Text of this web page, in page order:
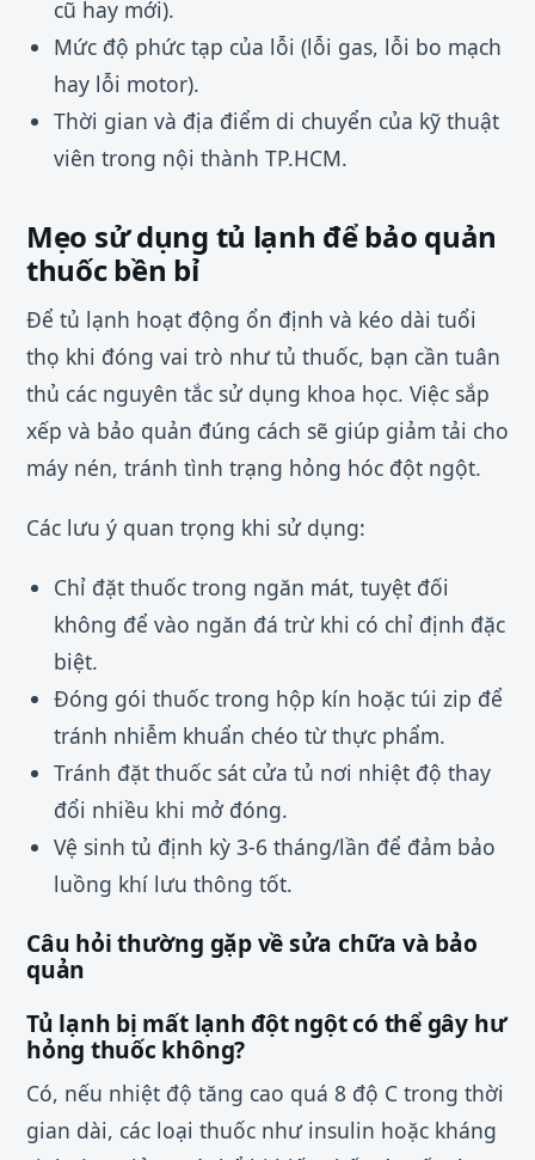
cũ hay mới).
Mức độ phức tạp của lỗi (lỗi gas, lỗi bo mạch
hay lỗi motor).
Thời gian và địa điểm di chuyển của kỹ thuật
viên trong nội thành TP.HCM.
Mẹo sử dụng tủ lạnh để bảo quản
thuốc bền bỉ
Để tủ lạnh hoạt động ổn định và kéo dài tuổi
thọ khi đóng vai trò như tủ thuốc, bạn cần tuân
thủ các nguyên tắc sử dụng khoa học. Việc sắp
xếp và bảo quản đúng cách sẽ giúp giảm tải cho
máy nén, tránh tình trạng hỏng hóc đột ngột.
Các lưu ý quan trọng khi sử dụng:
Chỉ đặt thuốc trong ngăn mát, tuyệt đối
không để vào ngăn đá trừ khi có chỉ định đặc
biệt.
Đóng gói thuốc trong hộp kín hoặc túi zip để
tránh nhiễm khuẩn chéo từ thực phẩm.
Tránh đặt thuốc sát cửa tủ nơi nhiệt độ thay
đổi nhiều khi mở đóng.
Vệ sinh tủ định kỳ 3-6 tháng/lần để đảm bảo
luồng khí lưu thông tốt.
Câu hỏi thường gặp về sửa chữa và bảo
quản
Tủ lạnh bị mất lạnh đột ngột có thể gây hư
hỏng thuốc không?
Có, nếu nhiệt độ tăng cao quá 8 độ C trong thời
gian dài, các loại thuốc như insulin hoặc kháng